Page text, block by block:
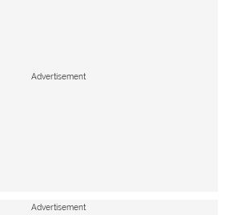
Advertisement
Advertisement